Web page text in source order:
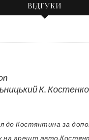
ВІДГУКИ
К.
до Костянтина за
на арешт